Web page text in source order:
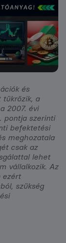
és
tükrözik, a
2007. évi
pontja szerinti
befektetési
meghozatala
csak az
lehet
vállalkozik. Az
ezért
szükség